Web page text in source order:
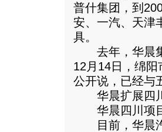
普什集团，到
安、一汽、天津
具。
去年，华晨集
12月14日，绵
公开说，已经与
华晨扩展四
华晨四川项目
目前，华晨汽